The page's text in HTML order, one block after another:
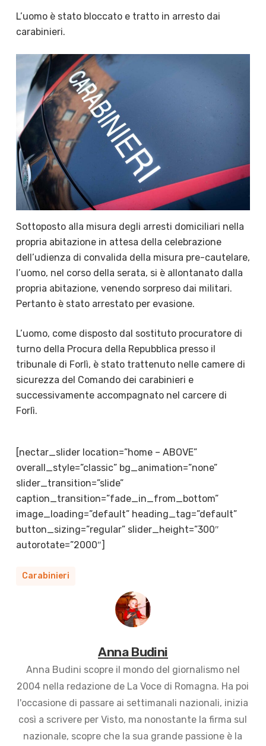
L’uomo è stato bloccato e tratto in arresto dai
carabinieri.
Sottoposto alla misura degli arresti domiciliari nella
propria abitazione in attesa della celebrazione
dell’udienza di convalida della misura pre-cautelare,
l’uomo, nel corso della serata, si è allontanato dalla
propria abitazione, venendo sorpreso dai militari.
Pertanto è stato arrestato per evasione.
L’uomo, come disposto dal sostituto procuratore di
turno della Procura della Repubblica presso il
tribunale di Forlì, è stato trattenuto nelle camere di
sicurezza del Comando dei carabinieri e
successivamente accompagnato nel carcere di
Forlì.
[nectar_slider location=”home – ABOVE”
overall_style=”classic” bg_animation=”none”
slider_transition=”slide”
caption_transition=”fade_in_from_bottom”
image_loading=”default” heading_tag=”default”
button_sizing=”regular” slider_height=”300″
autorotate=”2000″]
Carabinieri
Anna Budini
Anna Budini scopre il mondo del giornalismo nel
2004 nella redazione de La Voce di Romagna. Ha poi
l'occasione di passare ai settimanali nazionali, inizia
così a scrivere per Visto, ma nonostante la firma sul
nazionale, scopre che la sua grande passione è la